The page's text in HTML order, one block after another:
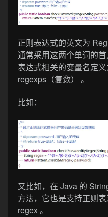
正则表达式的英文为
通常采用这两个单词的
表达式相关的变量名定
regexps（复数） 。
比如：
又比如，在 Java 的
方法，它也是支持正则
regex 。